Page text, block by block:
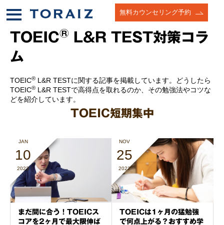
無料カウンセリング予約
TOEIC®
L&R TEST対策コラ
ム
TOEIC® L&R TESTに関する記事を掲載しています。どうしたら
TOEIC® L&R TESTで高得点を取れるのか、その勉強法やコツな
どを紹介しています。
TOEIC短期集中
JAN
10
2023
まだ間に合う！TOEICス
コアを2ヶ月で最大限伸ば
NOV
25
2022
TOEICは1ヶ月の猛勉強
で何点上がる？おすすめ学